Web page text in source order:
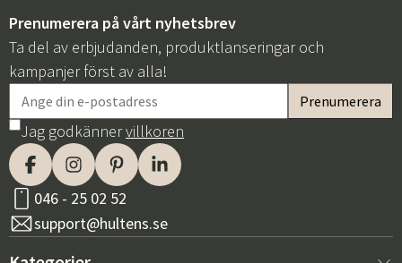
Prenumerera på vårt nyhetsbrev
Ta del av erbjudanden, produktlanseringar och
kampanjer först av alla!
Jag godkännervillkoren
046 - 25 02 52
support@hultens.se